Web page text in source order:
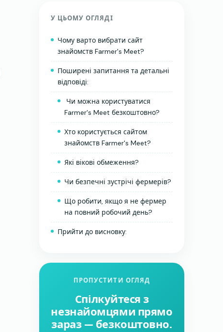
У ЦЬОМУ ОГЛЯДІ
Чому варто вибрати сайт
знайомств Farmer's Meet?
Поширені запитання та детальні
відповіді:
Чи можна користуватися
Farmer's Meet безкоштовно?
Хто користується сайтом
знайомств Farmer's Meet?
Які вікові обмеження?
Чи безпечні зустрічі фермерів?
Що робити, якщо я не фермер
на повний робочий день?
Прийти до висновку:
ПРОПУСТИТИ ОГЛЯД
Спілкуйтеся з
незнайомцями прямо
зараз — безкоштовно.